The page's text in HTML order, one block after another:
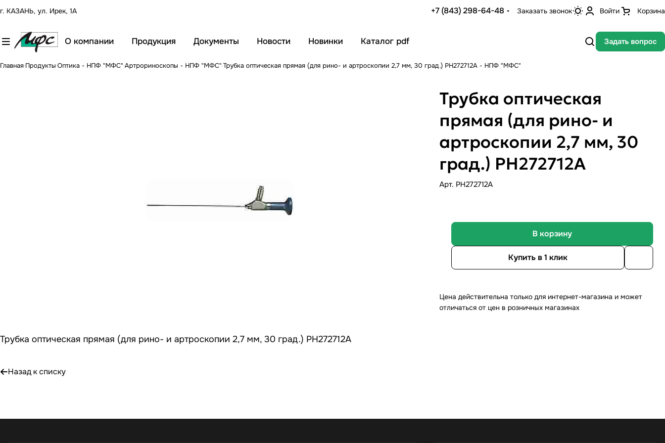
г. КАЗАНЬ, ул. Ирек, 1А +7 (843) 298-64-48 Заказать звонок Войти Корзина
О компании Продукция Документы Новости Новинки Каталог pdf Задать вопрос
Главная Продукты Оптика - НПФ "МФС" Артрориноскопы - НПФ "МФС" Трубка оптическая прямая (для рино- и артроскопии 2,7 мм, 30 град.) РН272712А - НПФ "МФС"
Трубка оптическая
прямая (для рино- и
артроскопии 2,7 мм, 30
град.) РН272712А
Арт. PH272712A
В корзину
Купить в 1 клик
Цена действительна только для интернет-магазина и может
отличаться от цен в розничных магазинах
Трубка оптическая прямая (для рино- и артроскопии 2,7 мм, 30 град.) РН272712А
Назад к списку